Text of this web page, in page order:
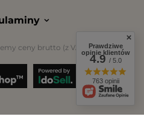
ceny brutto (z VAT).Prawdziwe
opinie klientów
4.9/ 5.0
763 opinii